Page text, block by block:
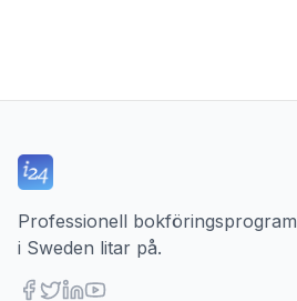
Professionell
i Sweden litar på.